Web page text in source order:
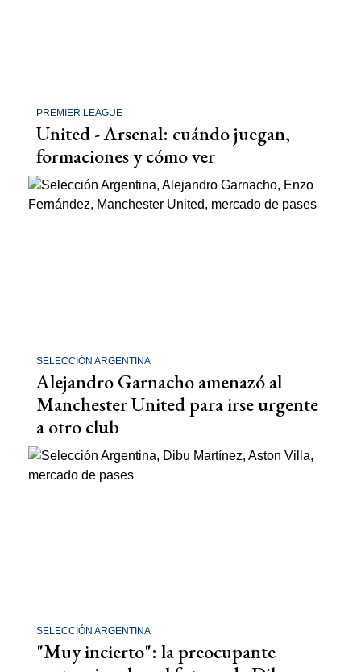
PREMIER LEAGUE
United - Arsenal: cuándo juegan,
formaciones y cómo ver
SELECCIÓN ARGENTINA
Alejandro Garnacho amenazó al
Manchester United para irse urgente
a otro club
SELECCIÓN ARGENTINA
"Muy incierto": la preocupante